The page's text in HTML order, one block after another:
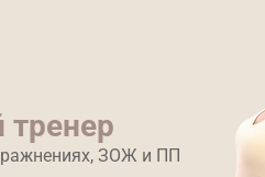
ЗОЖ и ПП